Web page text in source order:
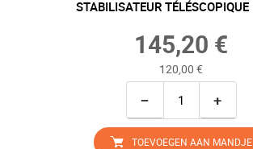
STABILISATEUR
145,20 €
120,00 €
− +
TOEVOEGEN AAN MANDJE